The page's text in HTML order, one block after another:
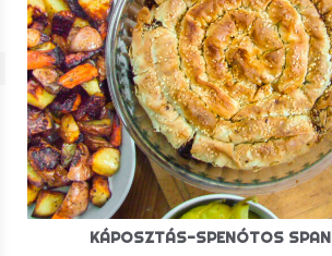
KÁPOSZTÁS-SPENÓTOS